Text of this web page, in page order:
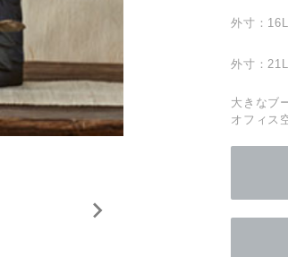
外寸：
外寸：
大きなブ
オフィス